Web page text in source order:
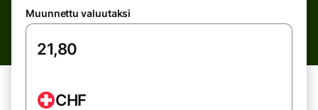
Muunnettu valuutaksi
CHF